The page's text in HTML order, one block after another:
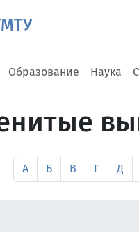
Образование Наука
А Б В Г Д